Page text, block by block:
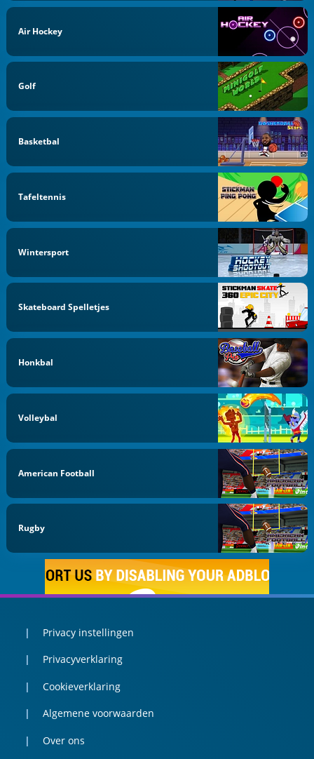
Air Hockey
Golf
Basketbal
Tafeltennis
Wintersport
Skateboard Spelletjes
Honkbal
Volleybal
American Football
Rugby
Privacy instellingen
Privacyverklaring
Cookieverklaring
Algemene voorwaarden
Over ons